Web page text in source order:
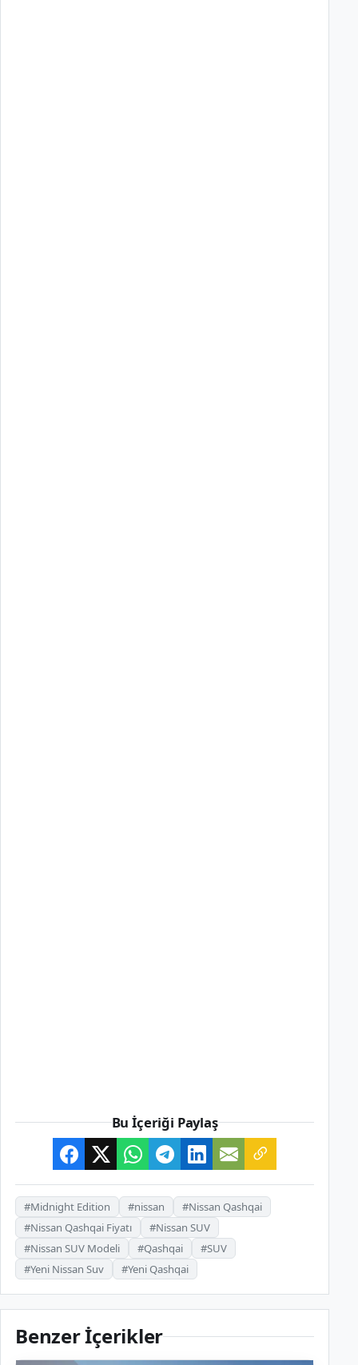
Bu İçeriği Paylaş
#Midnight Edition #nissan
#Nissan Qashqai
#Nissan Qashqai Fiyatı
#Nissan SUV
#Nissan SUV Modeli
#Qashqai
#SUV
#Yeni Nissan Suv
#Yeni Qashqai
Benzer İçerikler